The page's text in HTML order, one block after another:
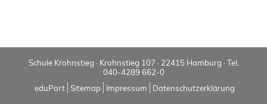
Schule Krohnstieg · Krohnstieg 107 · 22415 Hamburg · Tel.
040-4289 662-0
eduPort Sitemap Impressum Datenschutzerklärung